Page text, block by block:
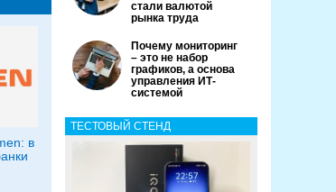
в
стали валютой
рынка труда
Почему мониторинг
– это не набор
графиков, а основа
управления ИТ-
системой
ТЕСТОВЫЙ СТЕНД